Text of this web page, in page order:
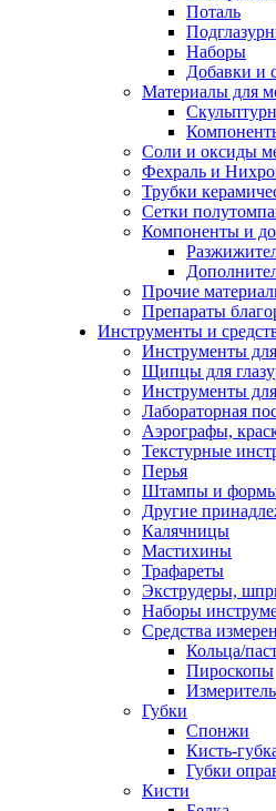
Поталь
Наборы
Добавки и
Материалы для
Соли и оксиды
Фехраль и
Трубки
Сетки
Компоненты и
Прочие
Препараты
Инструменты и
Инструменты
Щипцы для
Инструменты
Лабораторная
Аэрографы,
Текстурные
Перья
Штампы и
Другие
Калячницы
Мастихины
Трафареты
Экструдеры,
Наборы
Средства
Кольца/
Пироскопы
Губки
Спонжи
Кисть-
Губки
Кисти